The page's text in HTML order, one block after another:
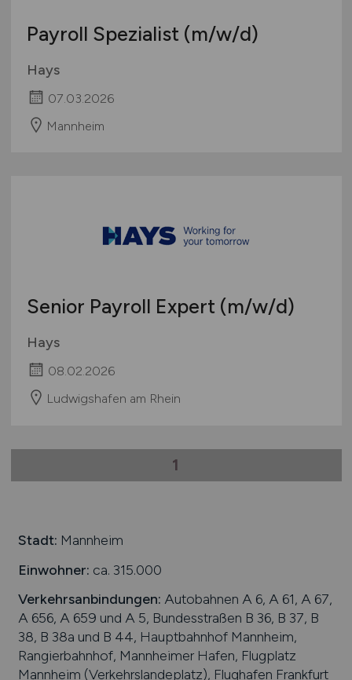
Payroll Spezialist (m/w/d)
Hays
07.03.2026
Mannheim
Senior Payroll Expert (m/w/d)
Hays
08.02.2026
Ludwigshafen am Rhein
1
Stadt: Mannheim
Einwohner: ca. 315.000
Verkehrsanbindungen: Autobahnen A 6, A 61, A 67,
A 656, A 659 und A 5, Bundesstraßen B 36, B 37, B
38, B 38a und B 44, Hauptbahnhof Mannheim,
Rangierbahnhof, Mannheimer Hafen, Flugplatz
Mannheim (Verkehrslandeplatz), Flughafen Frankfurt